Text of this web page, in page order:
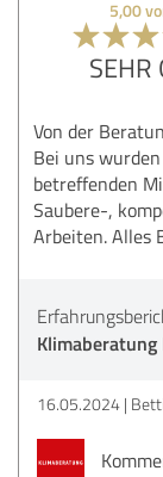
5,00
SEHR
Von der
Bei uns
betreffenden
Saubere-,
Arbeiten. Alles
Klimaberatung
16.05.2024